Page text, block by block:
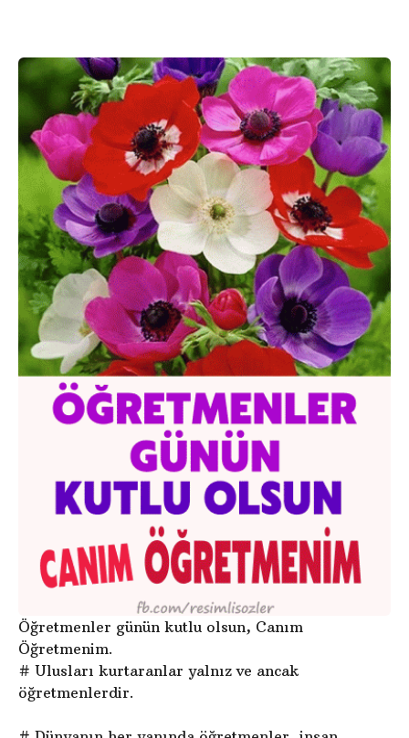
Öğretmenler günün kutlu olsun, Canım
Öğretmenim.
# Ulusları kurtaranlar yalnız ve ancak
öğretmenlerdir.